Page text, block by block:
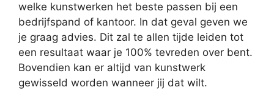
welke kunstwerken het beste passen bij een
bedrijfspand of kantoor. In dat geval geven we
je graag advies. Dit zal te allen tijde leiden tot
een resultaat waar je 100% tevreden over bent.
Bovendien kan er altijd van kunstwerk
gewisseld worden wanneer jij dat wilt.